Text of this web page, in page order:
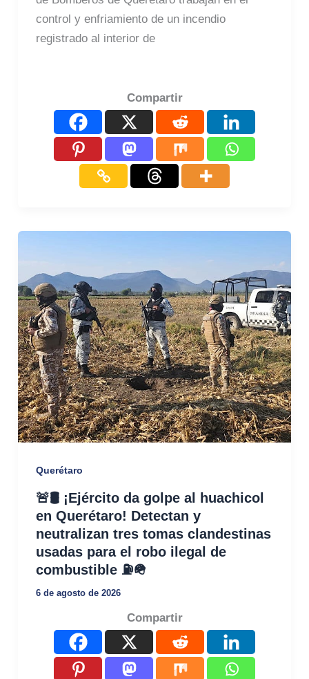
control y enfriamiento de un incendio
registrado al interior de
Compartir
Querétaro
🚨🛢️ ¡Ejército da golpe al huachicol
en Querétaro! Detectan y
neutralizan tres tomas clandestinas
usadas para el robo ilegal de
combustible ⛽🪖
6 de agosto de 2026
Compartir